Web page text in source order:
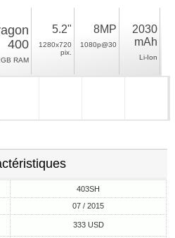
400
RAM
5.2"
1280x720
pix.
8MP
1080p@30
2030
mAh
Li-Ion
403SH
07 / 2015
333 USD